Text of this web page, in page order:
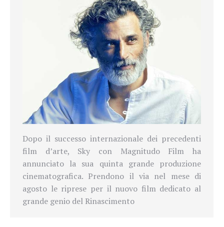
Dopo il successo internazionale dei precedenti
film d’arte, Sky con Magnitudo Film ha
annunciato la sua quinta grande produzione
cinematografica. Prendono il via nel mese di
agosto le riprese per il nuovo film dedicato al
grande genio del Rinascimento